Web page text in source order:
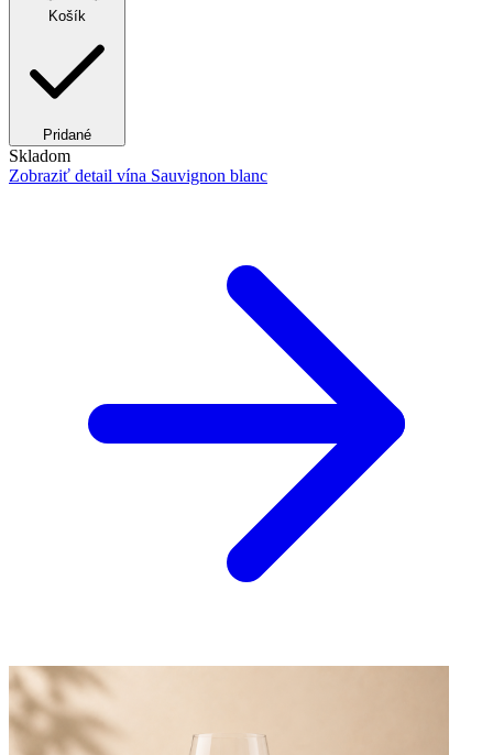
Košík
Pridané
Skladom
Zobraziť detail vína Sauvignon blanc